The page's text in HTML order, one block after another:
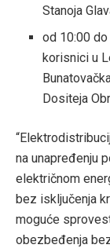
Stanoja
od 10:00
korisnici u
Dositeja
na unapređenju
električnom
bez isključenja
moguće
obezbeđenja